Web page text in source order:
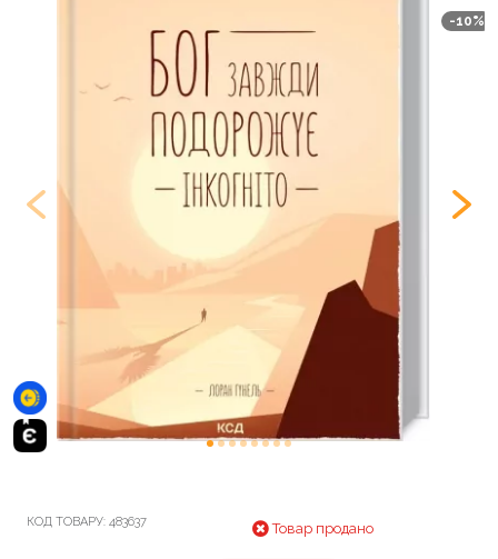
-10%
КОД ТОВАРУ: 483637 Товар продано